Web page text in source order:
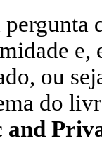
e,
ou
do
and